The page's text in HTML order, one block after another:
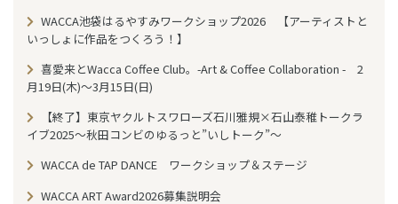
WACCA池袋はるやすみワークショップ2026 【アーティストと
いっしょに作品をつくろう！】
喜愛来とWacca Coffee Club。-Art & Coffee Collaboration - 2
月19日(木)～3月15日(日)
【終了】東京ヤクルトスワローズ石川雅規×石山泰稚トークラ
イブ2025〜秋田コンビのゆるっと”いしトーク”〜
WACCA de TAP DANCE ワークショップ＆ステージ
WACCA ART Award2026募集説明会